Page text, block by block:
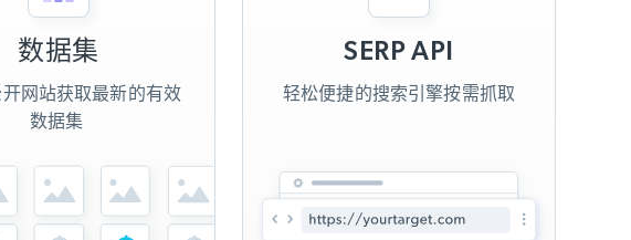
数据集
网站获取最新的有效
数据集
SERP API
轻松便捷的搜索引擎按需抓取